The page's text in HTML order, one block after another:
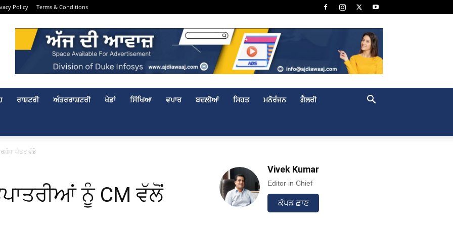
Policy Terms & Conditions
ਰਾਸ਼ਟਰੀ ਅੰਤਰਰਾਸ਼ਟਰੀ ਖੇਡਾਂ ਸਿੱਖਿਆ ਵਪਾਰ ਬਦਲੀਆਂ ਸਿਹਤ ਮਨੋਰੰਜਨ ਗੈਲਰੀ
ਪੱਤਰ ਵੰਡੇ
ਨੂੰ CM ਵੱਲੋਂ
Vivek Kumar
Editor in Chief
ਕੱਪੜ ਛਾਣ